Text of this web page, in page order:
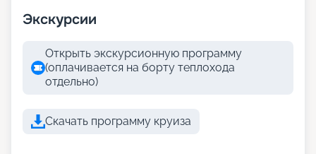
Экскурсии
Открыть экскурсионную программу
(оплачивается на борту теплохода
отдельно)
Скачать программу круиза